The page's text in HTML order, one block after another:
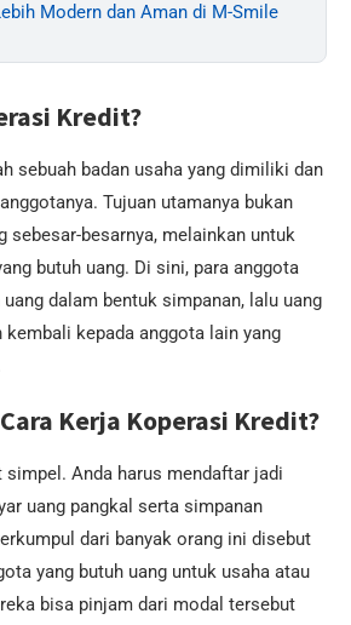
Modern dan Aman di M-Smile
Kredit?
sebuah badan usaha yang dimiliki dan
Tujuan utamanya bukan
sebesar-besarnya, melainkan untuk
butuh uang. Di sini, para anggota
dalam bentuk simpanan, lalu uang
kepada anggota lain yang
Kerja Koperasi Kredit?
simpel. Anda harus mendaftar jadi
uang pangkal serta simpanan
dari banyak orang ini disebut
yang butuh uang untuk usaha atau
bisa pinjam dari modal tersebut